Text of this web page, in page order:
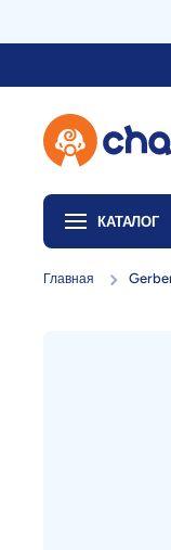
КАТАЛОГ
Главная